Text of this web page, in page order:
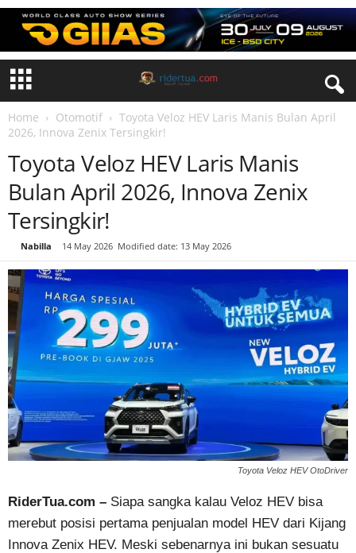
Home Otomotif
Toyota Veloz HEV Laris Manis Bulan April
2026, Innova Zenix Tersingkir!
Toyota Veloz HEV Laris Manis
Bulan April 2026, Innova Zenix
Tersingkir!
Nabilla 14 May 2026 Modified date: 13 May 2026
Toyota Veloz HEV OtoDriver
RiderTua.com – Siapa sangka kalau Veloz HEV bisa
merebut posisi pertama penjualan model HEV dari Kijang
Innova Zenix HEV. Meski sebenarnya ini bukan sesuatu